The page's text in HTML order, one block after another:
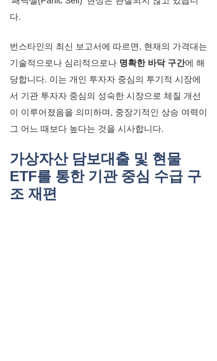
다.
번스타인의 최신 보고서에 따르면, 현재의 가격대는
기술적으로나 심리적으로나 명확한 바닥 구간에 해
당합니다. 이는 개인 투자자 중심의 투기적 시장에
서 기관 투자자 중심의 성숙한 시장으로 체질 개선
이 이루어졌음을 의미하며, 중장기적인 상승 여력이
그 어느 때보다 높다는 것을 시사합니다.
가상자산 담보대출 및 현물
ETF를 통한 기관 중심 수급 구
조 재편